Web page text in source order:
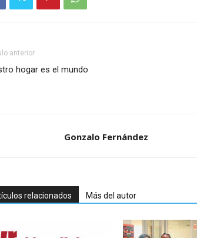
anterior
hogar es el mundo
Gonzalo Fernández
relacionados Más del autor